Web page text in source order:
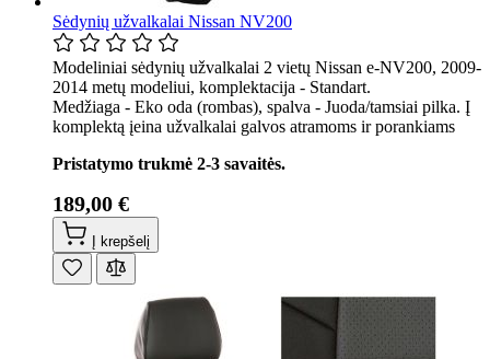
Sėdynių užvalkalai Nissan NV200
Modeliniai sėdynių užvalkalai 2 vietų Nissan e-NV200, 2009-
2014 metų modeliui, komplektacija - Standart.
Medžiaga - Eko oda (rombas), spalva - Juoda/tamsiai pilka. Į
komplektą įeina užvalkalai galvos atramoms ir porankiams
Pristatymo trukmė 2-3 savaitės.
189,00 €
Į krepšelį